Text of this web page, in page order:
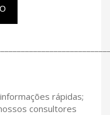
rápidas;
consultores